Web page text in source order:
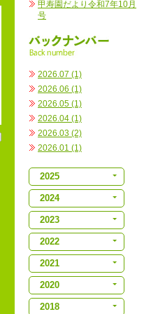
甲寿園だより令和7年10月
号
2026.07 (1)
2026.06 (1)
2026.05 (1)
2026.04 (1)
2026.03 (2)
2026.01 (1)
2025
2024
2023
2022
2021
2020
2018